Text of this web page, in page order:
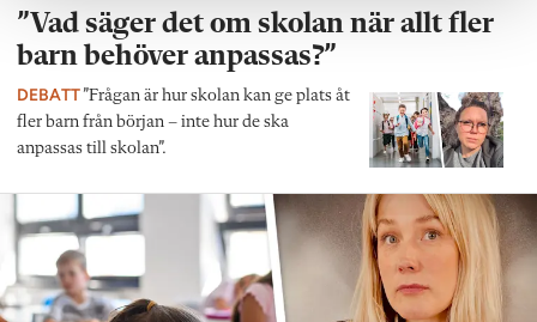
”Vad säger det om skolan när allt fler
barn behöver anpassas?”
DEBATT”Frågan är hur skolan kan ge plats åt
fler barn från början – inte hur de ska
anpassas till skolan”.